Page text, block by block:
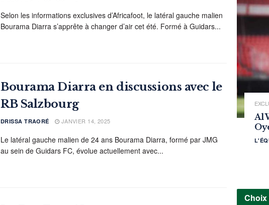
Selon les informations exclusives d’Africafoot, le latéral gauche malien
Bourama Diarra s’apprête à changer d’air cet été. Formé à Guidars...
Bourama Diarra en discussions avec le
RB Salzbourg
DRISSA TRAORÉ JANVIER 14, 2025
Le latéral gauche malien de 24 ans Bourama Diarra, formé par JMG
au sein de Guidars FC, évolue actuellement avec...
Al
Choix